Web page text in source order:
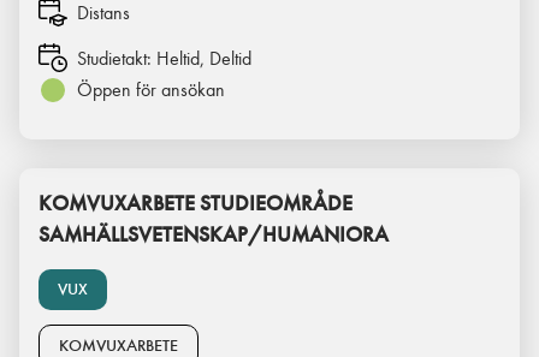
Distans
Studietakt: Heltid, Deltid
Öppen för ansökan
VUX
KOMVUXARBETE STUDIEOMRÅDE
SAMHÄLLSVETENSKAP/HUMANIORA
KOMVUXARBETE